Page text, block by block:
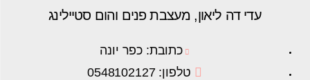
עדי דה ליאון, מעצבת פנים והום סטיילינג
כתובת: כפר יונה
טלפון: 0548102127